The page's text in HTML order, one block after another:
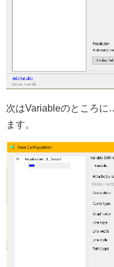
次はVariableのところ
ます。